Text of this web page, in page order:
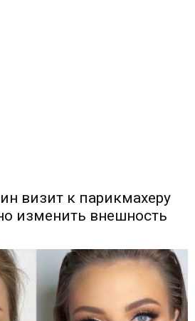
визит к парикмахеру
изменить внешность